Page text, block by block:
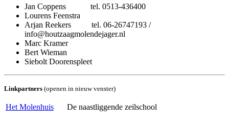
Jan Coppens tel. 0513-436400
Lourens Feenstra
Arjan Reekers tel. 06-26747193 /
info@houtzaagmolendejager.nl
Marc Kramer
Bert Wieman
Siebolt Doorenspleet
Linkpartners (openen in nieuw venster)
Het Molenhuis De naastliggende zeilschool